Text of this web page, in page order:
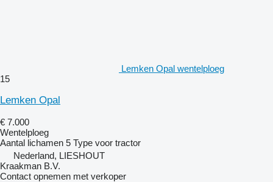
Lemken Opal wentelploeg
15
Lemken Opal
€ 7.000
Wentelploeg
Aantal lichamen 5 Type voor tractor
Nederland, LIESHOUT
Kraakman B.V.
Contact opnemen met verkoper